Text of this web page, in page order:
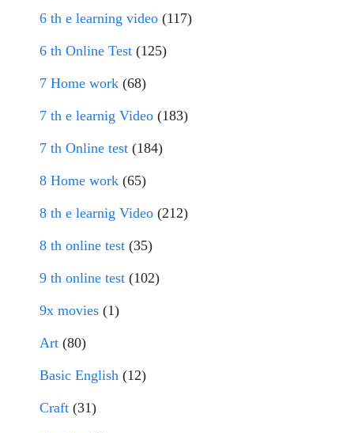
6 th e learning video (117)
6 th Online Test (125)
7 Home work (68)
7 th e learnig Video (183)
7 th Online test (184)
8 Home work (65)
8 th e learnig Video (212)
8 th online test (35)
9 th online test (102)
9x movies (1)
Art (80)
Basic English (12)
Craft (31)